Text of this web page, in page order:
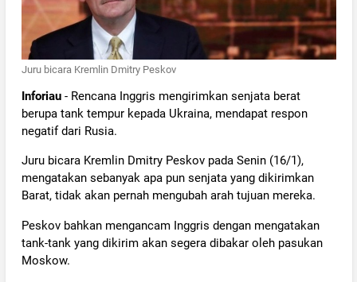
Juru bicara Kremlin Dmitry Peskov
Inforiau- Rencana Inggris mengirimkan senjata berat
berupa tank tempur kepada Ukraina, mendapat respon
negatif dari Rusia.
Juru bicara Kremlin Dmitry Peskov pada Senin (16/1),
mengatakan sebanyak apa pun senjata yang dikirimkan
Barat, tidak akan pernah mengubah arah tujuan mereka.
Peskov bahkan mengancam Inggris dengan mengatakan
tank-tank yang dikirim akan segera dibakar oleh pasukan
Moskow.